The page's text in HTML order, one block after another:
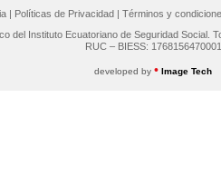
| Políticas de Privacidad | Términos y
del Instituto Ecuatoriano de Seguridad Social.
RUC – BIESS: 1768156470001
developed by • Image Tech